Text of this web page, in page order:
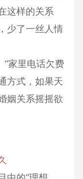
这样的关系
少了一丝人情
“家里电话欠费
方式，如果天
姻关系摇摇欲